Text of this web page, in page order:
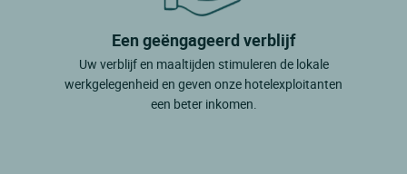
Een geëngageerd verblijf
Uw verblijf en maaltijden stimuleren de lokale
werkgelegenheid en geven onze hotelexploitanten
een beter inkomen.